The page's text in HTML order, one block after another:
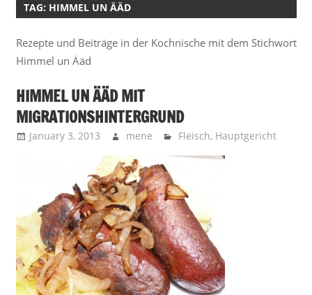
TAG: HIMMEL UN ÄÄD
Rezepte und Beiträge in der Kochnische mit dem Stichwort
Himmel un Ääd
HIMMEL UN ÄÄD MIT
MIGRATIONSHINTERGRUND
January 3, 2013 mene Fleisch, Hauptgericht